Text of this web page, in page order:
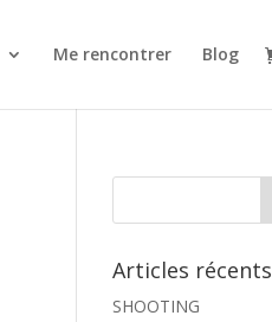
Me rencontrer Blog
Articles récents
SHOOTING